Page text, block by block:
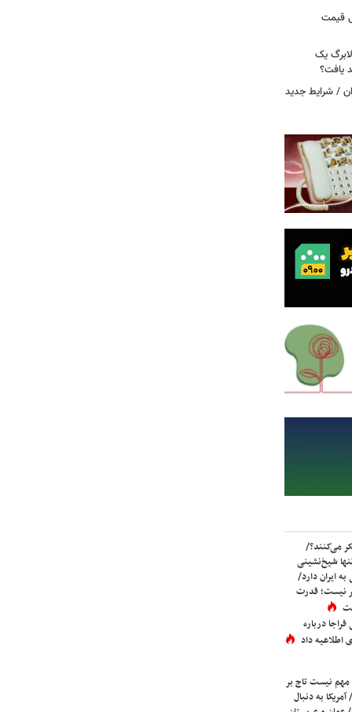
قیمت
یک
یافت؟
/ شرایط جدید
می‌کنند؟/
شیخ‌نشینی
ایران دارد/
نیست؛ قدرت
درباره
اطلاعیه داد
مهم نیست تاج بر
به دنبال